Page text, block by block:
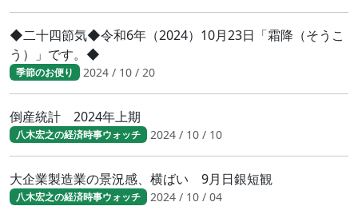
◆二十四節気◆令和6年（2024）10月23日「霜降（そうこ
う）」です。◆
季節のお便り 2024 / 10 / 20
倒産統計 2024年上期
八木宏之の経済時事ウォッチ 2024 / 10 / 10
大企業製造業の景況感、横ばい 9月日銀短観
八木宏之の経済時事ウォッチ 2024 / 10 / 04